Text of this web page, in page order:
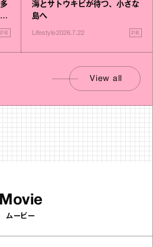
PR
海とサトウキビが待つ、小さな
島へ
Lifestyle2026.7.22 PR
View all
Movie
ムービー